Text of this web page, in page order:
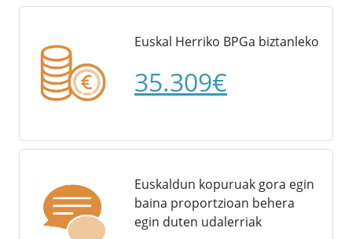
Euskal Herriko BPGa biztanleko
35.309€
Euskaldun kopuruak gora egin
baina proportzioan behera
egin duten udalerriak